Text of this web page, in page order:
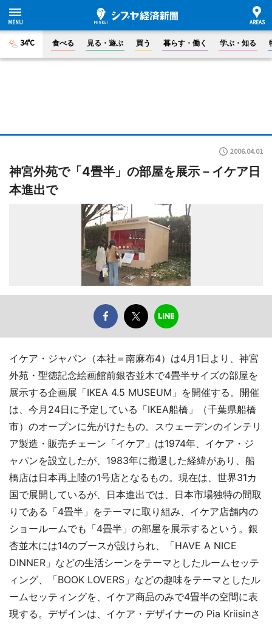
34°C 食べる 見る・遊ぶ 買う 暮らす・働く 学ぶ・知る
2006.04.01
神宮外苑で「4畳半」の部屋を展示－イケア日
本進出で
イケア・ジャパン（本社＝南麻布4）は4月1日より、神宮
外苑・聖徳記念絵画館前銀杏並木で4畳半サイズの部屋を
展示する企画展「IKEA 4.5 MUSEUM」を開催する。開催
は、今月24日に予定している「IKEA船橋」（千葉県船橋
市）のオープンに先がけたもの。スウェーデンのインテリ
ア製造・販売チェーン「イケア」は1974年、イケア・ジ
ャパンを設立したが、1983年に撤退した経緯があり、船
橋店は日本再上陸の1号店となるもの。現在は、世界31カ
国で展開しているが、日本進出では、日本市場独特の間取
りである「4畳半」をテーマに取り組み、イケア店舗内の
ショールームでも「4畳半」の部屋を展示するという。銀
杏並木には14のブースが設けられ、「HAVE A NICE
DINNER」などの生活シーンをテーマとしたルームセッテ
ィング、「BOOK LOVERS」などの趣味をテーマとしたル
ームセッティングを、イケア商品のみで4畳半の空間に表
現する。デザインは、イケア・デザイナーの Pia Kriisinさ